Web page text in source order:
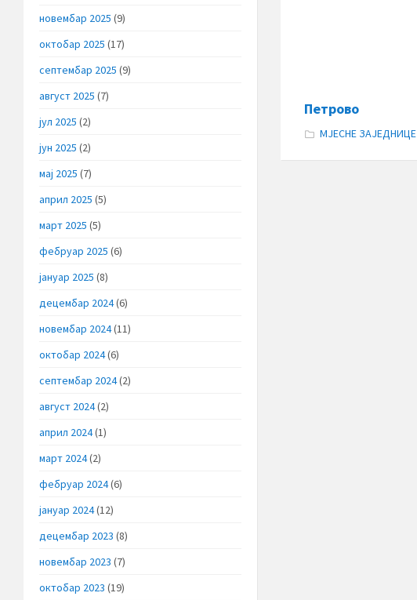
Петрово
МЈЕСНЕ ЗАЈЕДНИЦЕ
новембар 2025 (9)
октобар 2025 (17)
септембар 2025 (9)
август 2025 (7)
јул 2025 (2)
јун 2025 (2)
мај 2025 (7)
април 2025 (5)
март 2025 (5)
фебруар 2025 (6)
јануар 2025 (8)
децембар 2024(6)
новембар 2024(11)
октобар 2024(6)
септембар 2024(2)
август 2024(2)
април 2024(1)
март 2024(2)
фебруар 2024(6)
јануар 2024(12)
децембар 2023 (8)
новембар 2023 (7)
октобар 2023 (19)